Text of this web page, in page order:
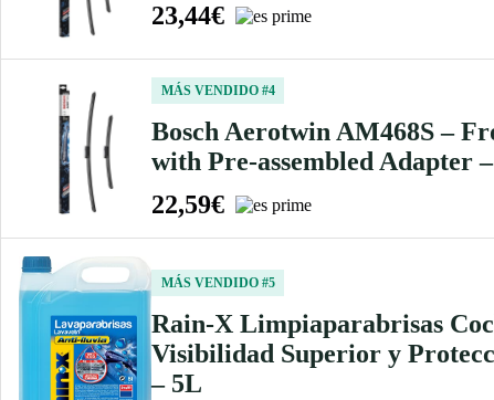
23,44€
MÁS VENDIDO #4
Bosch Aerotwin AM468S –
with Pre-assembled Adapter
22,59€
MÁS VENDIDO #5
Rain-X Limpiaparabrisas
Visibilidad Superior y
– 5L